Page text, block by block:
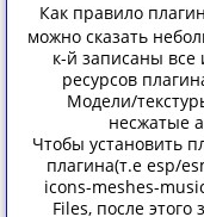
Как правило
можно сказать
к-й записаны все
ресурсов
Модели/
несжатые
Чтобы установить
плагина(т.е esp/
icons-meshes-
Files, после